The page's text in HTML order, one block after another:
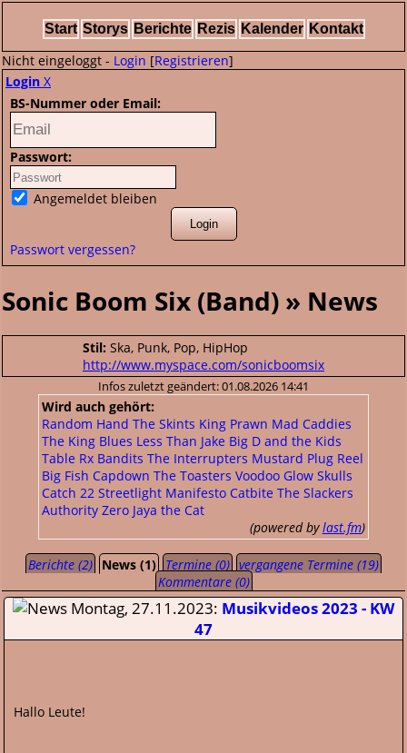
Start Storys Berichte Rezis Kalender Kontakt
Nicht eingeloggt - Login [Registrieren]
Login X
BS-Nummer oder Email:
Passwort:
Angemeldet bleiben
Passwort vergessen?
Sonic Boom Six (Band) » News
Stil: Ska, Punk, Pop, HipHop
http://www.myspace.com/sonicboomsix
Infos zuletzt geändert: 01.08.2026 14:41
Wird auch gehört:
Random Hand The Skints King Prawn Mad Caddies
The King Blues Less Than Jake Big D and the Kids
Table Rx Bandits The Interrupters Mustard Plug Reel
Big Fish Capdown The Toasters Voodoo Glow Skulls
Catch 22 Streetlight Manifesto Catbite The Slackers
Authority Zero Jaya the Cat
(powered bylast.fm)
Berichte (2) News (1) Termine (0) vergangene Termine (19)
Kommentare (0)
Montag, 27.11.2023: Musikvideos 2023 - KW
47
Hallo Leute!